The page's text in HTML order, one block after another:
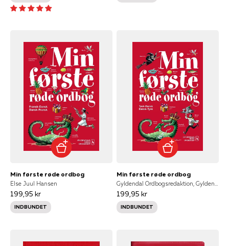
Min første røde ordbog
Else Juul Hansen
199,95 kr
INDBUNDET
Min første røde ordbog
199,95 kr
INDBUNDET